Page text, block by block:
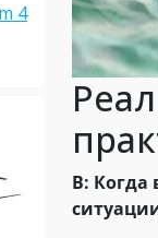
4
В: Когда